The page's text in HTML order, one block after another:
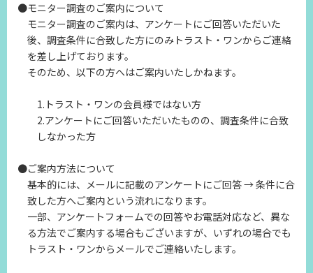
●モニター調査のご案内について
モニター調査のご案内は、アンケートにご回答いただいた
後、調査条件に合致した方にのみトラスト・ワンからご連絡
を差し上げております。
そのため、以下の方へはご案内いたしかねます。
1.トラスト・ワンの会員様ではない方
2.アンケートにご回答いただいたものの、調査条件に合致
しなかった方
●ご案内方法について
基本的には、メールに記載のアンケートにご回答 → 条件に合
致した方へご案内という流れになります。
一部、アンケートフォームでの回答やお電話対応など、異な
る方法でご案内する場合もございますが、いずれの場合でも
トラスト・ワンからメールでご連絡いたします。